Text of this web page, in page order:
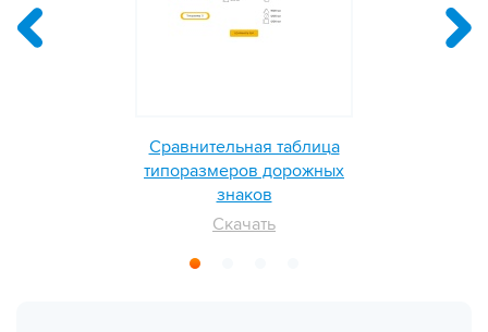
Сравнительная таблица
типоразмеров дорожных
знаков
Скачать